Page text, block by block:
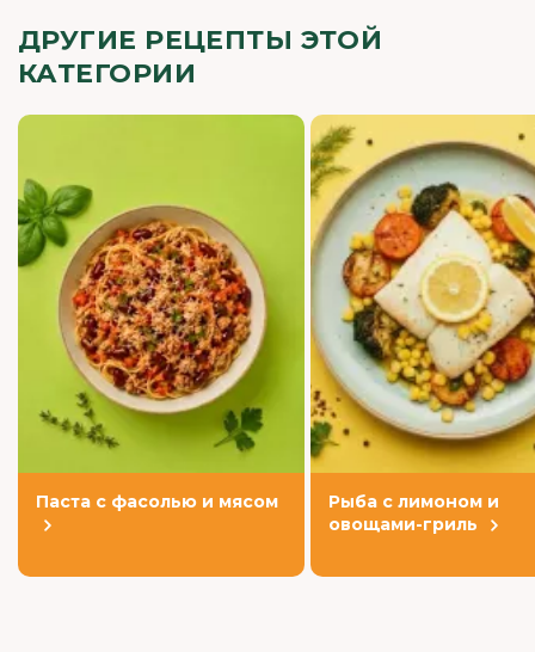
ДРУГИЕ РЕЦЕПТЫ ЭТОЙ
КАТЕГОРИИ
Паста с фасолью и мясом
Рыба с лимоном и
овощами-гриль